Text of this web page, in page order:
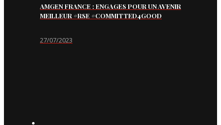
AMGEN FRANCE : ENGAGES POUR UN AVENIR
MEILLEUR #RSE #COMMITTED4GOOD
27/07/2023